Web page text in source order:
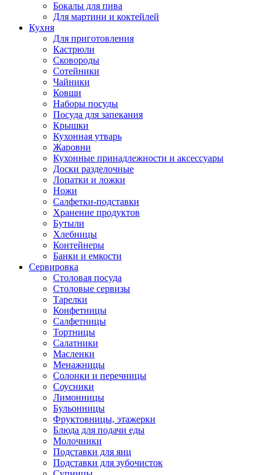
Бокалы для пива
Для мартини и коктейлей
Кухня
Для приготовления
Кастрюли
Сковороды
Сотейники
Чайники
Ковши
Наборы посуды
Посуда для запекания
Крышки
Кухонная утварь
Жаровни
Кухонные принадлежности и аксессуары
Доски разделочные
Лопатки и ложки
Ножи
Салфетки-подставки
Хранение продуктов
Бутыли
Хлебницы
Контейнеры
Банки и емкости
Сервировка
Столовая посуда
Столовые сервизы
Тарелки
Конфетницы
Салфетницы
Тортницы
Салатники
Масленки
Менажницы
Солонки и перечницы
Соусники
Лимонницы
Бульонницы
Фруктовницы, этажерки
Блюда для подачи еды
Молочники
Подставки для яиц
Подставки для зубочисток